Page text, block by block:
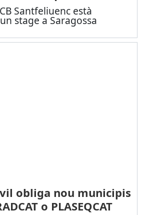
Santfeliuenc està
stage a Saragossa
obliga nou municipis
o PLASEQCAT